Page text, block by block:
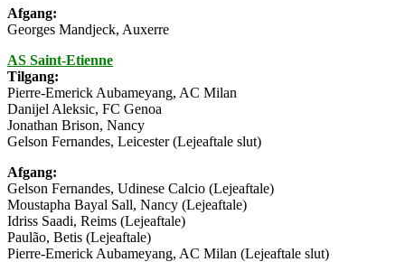
Afgang:
Georges Mandjeck, Auxerre
AS Saint-Etienne
Tilgang:
Pierre-Emerick Aubameyang, AC Milan
Danijel Aleksic, FC Genoa
Jonathan Brison, Nancy
Gelson Fernandes, Leicester (Lejeaftale slut)
Afgang:
Gelson Fernandes, Udinese Calcio (Lejeaftale)
Moustapha Bayal Sall, Nancy (Lejeaftale)
Idriss Saadi, Reims (Lejeaftale)
Paulão, Betis (Lejeaftale)
Pierre-Emerick Aubameyang, AC Milan (Lejeaftale slut)